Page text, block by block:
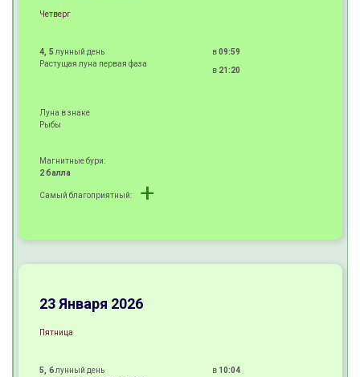
Четверг
4, 5 лунный день
Растущая луна первая фаза
в09:59
в 21:20
Луна в знаке
Рыбы
Магнитные бури:
2 балла
Самый благоприятный:
+
+
+
23 Января 2026
Пятница
5, 6лунный день
в 10:04